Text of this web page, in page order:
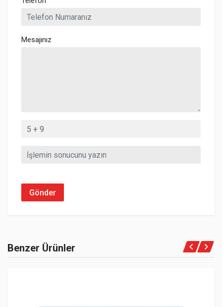
Mesajınız
Gönder
Benzer Ürünler